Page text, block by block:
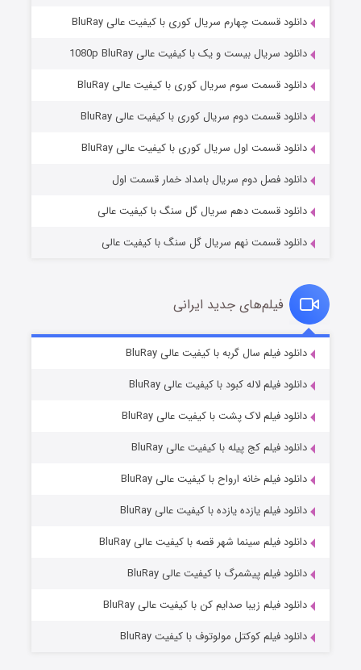
وستی ها
قسمت۱ (زیرنویس) منتشر شد
قسمت۶ (زیرنویس) منتشر شد
دانلود قسمت چهارم سریال کوری با کیفیت عالی BluRay
دانلود سریال بیست و یک با کیفیت عالی 1080p BluRay
دانلود قسمت سوم سریال کوری با کیفیت عالی BluRay
دانلود قسمت دوم سریال کوری با کیفیت عالی BluRay
دانلود قسمت اول سریال کوری با کیفیت عالی BluRay
دانلود فصل دوم سریال بامداد خمار قسمت اول
دانلود قسمت دهم سریال گل سنگ با کیفیت عالی
دانلود قسمت نهم سریال گل سنگ با کیفیت عالی
فیلم‌های جدید ایرانی
دانلود فیلم سال گربه با کیفیت عالی BluRay
دانلود فیلم لاله کبود با کیفیت عالی BluRay
دانلود فیلم لاک پشت با کیفیت عالی BluRay
دانلود فیلم کج‌ پیله با کیفیت عالی BluRay
دانلود فیلم خانه ارواح با کیفیت عالی BluRay
دانلود فیلم یازده یازده با کیفیت عالی BluRay
دانلود فیلم سینما شهر قصه با کیفیت عالی BluRay
دانلود فیلم پیشمرگ با کیفیت عالی BluRay
دانلود فیلم زیبا صدایم کن با کیفیت عالی BluRay
دانلود فیلم کوکتل مولوتوف با کیفیت BluRay